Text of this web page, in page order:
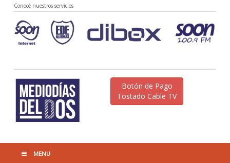
Conocé nuestros servicios
Botón de Pago
Tostado Cable TV
MENU